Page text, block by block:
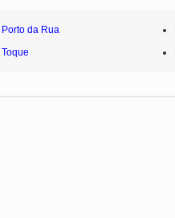
da Rua